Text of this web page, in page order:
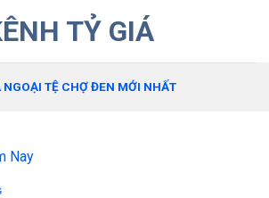
TỶ GIÁ
NGOẠI TỆ CHỢ ĐEN MỚI NHẤT
Nay